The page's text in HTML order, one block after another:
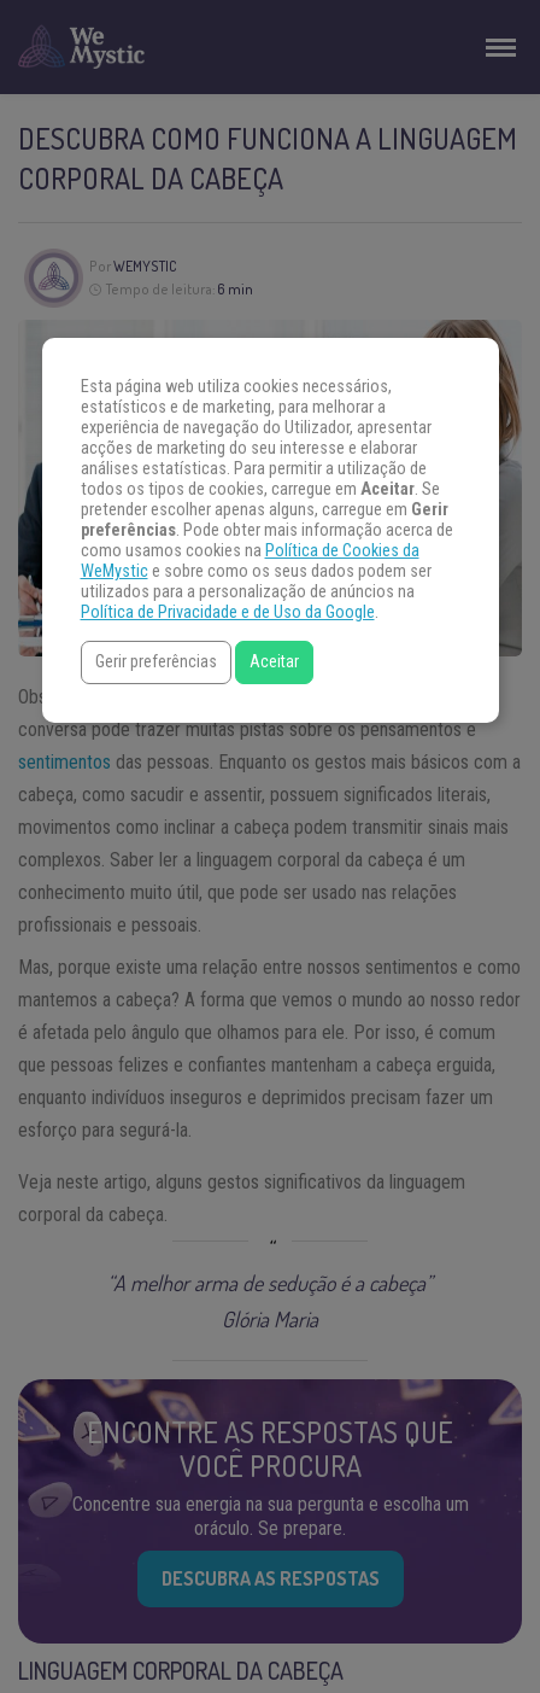
DESCUBRA COMO FUNCIONA A LINGUAGEM
CORPORAL DA CABEÇA
PorWEMYSTIC
Tempo de leitura: 6 min
Observar os movimentos feitos com a cabeça durante uma
conversa pode trazer muitas pistas sobre os pensamentos e
sentimentos das pessoas. Enquanto os gestos mais básicos com a
cabeça, como sacudir e assentir, possuem significados literais,
movimentos como inclinar a cabeça podem transmitir sinais mais
complexos. Saber ler a linguagem corporal da cabeça é um
conhecimento muito útil, que pode ser usado nas relações
profissionais e pessoais.
Mas, porque existe uma relação entre nossos sentimentos e como
mantemos a cabeça? A forma que vemos o mundo ao nosso redor
é afetada pelo ângulo que olhamos para ele. Por isso, é comum
que pessoas felizes e confiantes mantenham a cabeça erguida,
enquanto indivíduos inseguros e deprimidos precisam fazer um
esforço para segurá-la.
Veja neste artigo, alguns gestos significativos da linguagem
corporal da cabeça.
“A melhor arma de sedução é a cabeça”
Glória Maria
ENCONTRE AS RESPOSTAS QUE
VOCÊ PROCURA
Concentre sua energia na sua pergunta e escolha um
oráculo. Se prepare.
DESCUBRA AS RESPOSTAS
LINGUAGEM CORPORAL DA CABEÇA
Esta página web utiliza cookies necessários,
estatísticos e de marketing, para melhorar a
experiência de navegação do Utilizador, apresentar
acções de marketing do seu interesse e elaborar
análises estatísticas. Para permitir a utilização de
todos os tipos de cookies, carregue em Aceitar. Se
pretender escolher apenas alguns, carregue em Gerir
preferências. Pode obter mais informação acerca de
como usamos cookies na Política de Cookies da
WeMystice sobre como os seus dados podem ser
utilizados para a personalização de anúncios na
Política de Privacidade e de Uso da Google.
Gerir preferências Aceitar